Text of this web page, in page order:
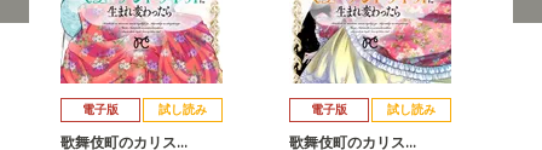
電子版 試し読み
歌舞伎町のカリス…
電子版 試し読み
歌舞伎町のカリス…